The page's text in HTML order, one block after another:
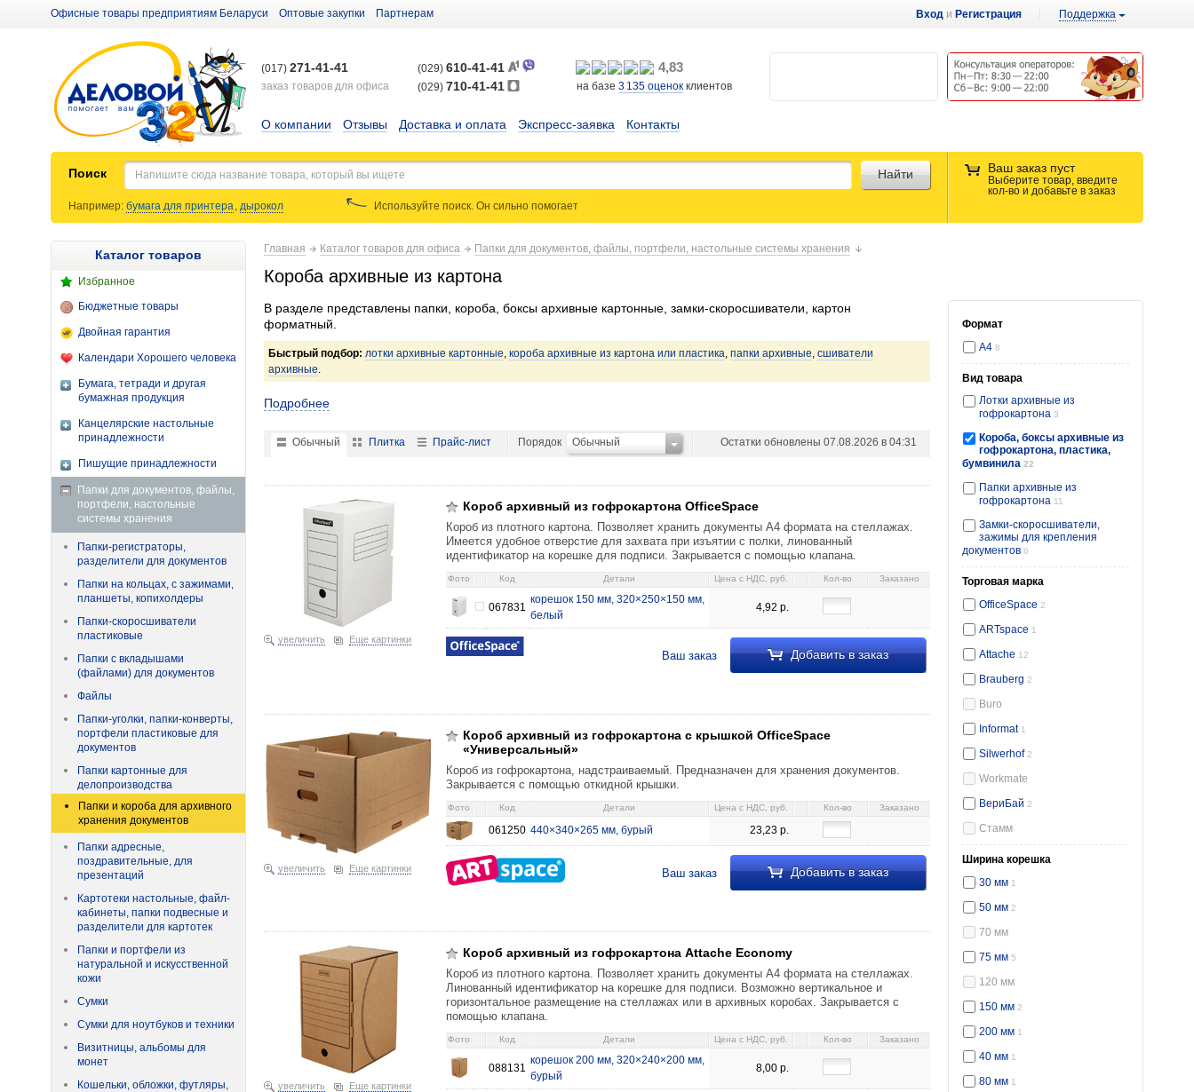
Вход и Регистрация Поддержка
Офисные товары предприятиям Беларуси Оптовые закупки Партнерам
(017) 271-41-41
заказ товаров для офиса
(029) 610-41-41
(029) 710-41-41
4,83
на базе 3 135 оценок клиентов
О компании Отзывы Доставка и оплата Экспресс-заявка Контакты
Поиск Ваш заказ пуст
Выберите товар, введите
кол-во и добавьте в заказ
Найти
Например: бумага для принтера, дырокол Используйте поиск. Он сильнопомогает
Каталог товаров
Избранное
Бюджетные товары
Двойная гарантия
Календари Хорошего человека
Бумага, тетради и другая
бумажная продукция
Канцелярские настольные
принадлежности
Пишущие принадлежности
Папки для документов, файлы,
портфели, настольные
системы хранения
Папки-регистраторы,
разделители для документов
Папки на кольцах, с зажимами,
планшеты, копихолдеры
Папки-скоросшиватели
пластиковые
Папки с вкладышами
(файлами) для документов
Файлы
Папки-уголки, папки-конверты,
портфели пластиковые для
документов
Папки картонные для
делопроизводства
Папки и короба для архивного
хранения документов
Папки адресные,
поздравительные, для
презентаций
Картотеки настольные, файл-
кабинеты, папки подвесные и
разделители для картотек
Папки и портфели из
натуральной и искусственной
кожи
Сумки
Сумки для ноутбуков и техники
Визитницы, альбомы для
монет
Кошельки, обложки, футляры,
Главная Каталог товаров для офиса Папки для документов, файлы, портфели, настольные системы хранения
Короба архивные из картона
Формат
А4 8
Вид товара
Лотки архивные из
гофрокартона 3
Короба, боксы архивные из
гофрокартона, пластика,
бумвинила 22
Папки архивные из
гофрокартона 11
Замки-скоросшиватели,
зажимы для крепления
документов 6
Торговая марка
OfficeSpace 2
ARTspace 1
Attache 12
Brauberg 2
Buro
Informat 1
Silwerhof 2
Workmate
ВериБай 2
Стамм
Ширина корешка
30 мм 1
50 мм 2
70 мм
75 мм 5
120 мм
150 мм 2
200 мм 1
40 мм 1
80 мм 1
В разделе представлены папки, короба, боксы архивные картонные, замки-скоросшиватели, картон
форматный.
Быстрый подбор: лотки архивные картонные, короба архивные из картона или пластика, папки архивные, сшиватели
архивные.
Подробнее
Обычный Плитка Прайс-лист Порядок Обычный Остатки обновлены 07.08.2026 в 04:31
увеличить Еще картинки
Короб архивный из гофрокартона OfficeSpace
Короб из плотного картона. Позволяет хранить документы А4 формата на стеллажах.
Имеется удобное отверстие для захвата при изъятии с полки, линованный
идентификатор на корешке для подписи. Закрывается с помощью клапана.
Фото Код Детали Цена c НДС, руб. Кол-во Заказано
067831
корешок 150 мм, 320×250×150 мм,
белый
4,92 р.
Ваш заказ Добавить в заказ
увеличить Еще картинки
Короб архивный из гофрокартона с крышкой OfficeSpace
«Универсальный»
Короб из гофрокартона, надстраиваемый. Предназначен для хранения документов.
Закрывается с помощью откидной крышки.
Фото Код Детали Цена c НДС, руб. Кол-во Заказано
061250 440×340×265 мм, бурый 23,23 р.
Ваш заказ Добавить в заказ
увеличить Еще картинки
Короб архивный из гофрокартона Attache Economy
Короб из плотного картона. Позволяет хранить документы А4 формата на стеллажах.
Линованный идентификатор на корешке для подписи. Возможно вертикальное и
горизонтальное размещение на стеллажах или в архивных коробах. Закрывается с
помощью клапана.
Фото Код Детали Цена c НДС, руб. Кол-во Заказано
088131
корешок 200 мм, 320×240×200 мм,
бурый
8,00 р.